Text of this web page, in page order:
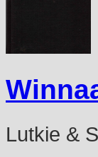
Lutkie &